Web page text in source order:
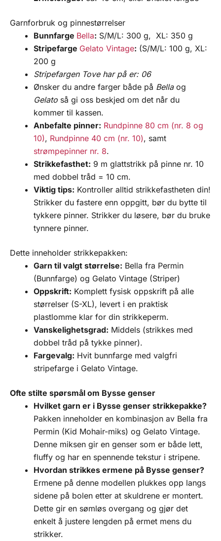
Garnforbruk og pinnestørrelser
Bunnfarge Bella: S/M/L: 300 g, XL: 350 g
Stripefarge Gelato Vintage: (S/M/L: 100 g, XL:
200 g
Stripefargen Tove har på er: 06
Ønsker du andre farger både på Bellaog
Gelato så gi oss beskjed om det når du
kommer til kassen.
Anbefalte pinner: Rundpinne 80 cm (nr. 8 og
10), Rundpinne 40 cm (nr. 10), samt
strømpepinner nr. 8.
Strikkefasthet: 9 m glattstrikk på pinne nr. 10
med dobbel tråd = 10 cm.
Viktig tips: Kontroller alltid strikkefastheten din!
Strikker du fastere enn oppgitt, bør du bytte til
tykkere pinner. Strikker du løsere, bør du bruke
tynnere pinner.
Dette inneholder strikkepakken:
Garn til valgt størrelse: Bella fra Permin
(Bunnfarge) og Gelato Vintage (Striper)
Oppskrift: Komplett fysisk oppskrift på alle
størrelser (S-XL), levert i en praktisk
plastlomme klar for din strikkeperm.
Vanskelighetsgrad: Middels (strikkes med
dobbel tråd på tykke pinner).
Fargevalg: Hvit bunnfarge med valgfri
stripefarge i Gelato Vintage.
Ofte stilte spørsmål om Bysse genser
Hvilket garn er i Bysse genser strikkepakke?
Pakken inneholder en kombinasjon av Bella fra
Permin (Kid Mohair-miks) og Gelato Vintage.
Denne miksen gir en genser som er både lett,
fluffy og har en spennende tekstur i stripene.
Hvordan strikkes ermene på Bysse genser?
Ermene på denne modellen plukkes opp langs
sidene på bolen etter at skuldrene er montert.
Dette gir en sømløs overgang og gjør det
enkelt å justere lengden på ermet mens du
strikker.